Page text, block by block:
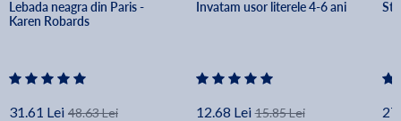
Lebada neagra din Paris -
Karen Robards
31.61 Lei 48.63 Lei
Invatam usor literele 4-6 ani
12.68 Lei 15.85 Lei